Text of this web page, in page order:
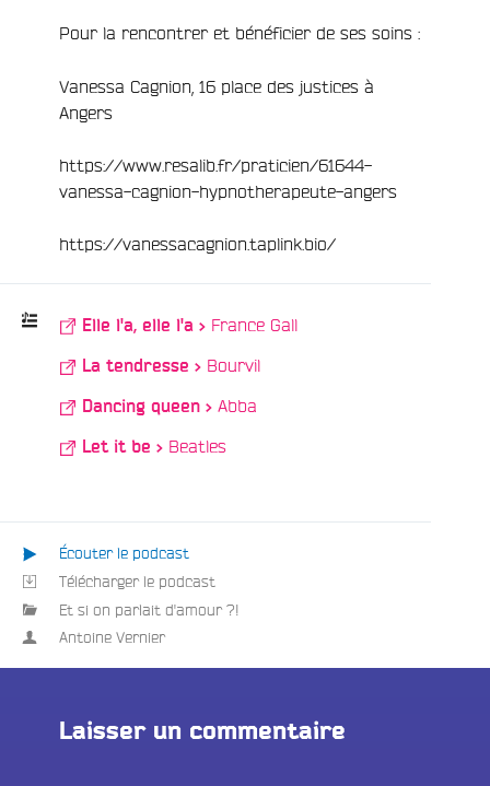
Pour la rencontrer et bénéficier de ses soins :
Vanessa Cagnion, 16 place des justices à
Angers
https://www.resalib.fr/praticien/61644-
vanessa-cagnion-hypnotherapeute-angers
https://vanessacagnion.taplink.bio/
Playlist
:
Elle l'a, elle l'a > France Gall/
La tendresse > Bourvil/
Dancing queen >Abba
Let it be > Beatles/
Écouter le podcast
Télécharger le podcast
Et si on parlait d'amour ?!
Antoine Vernier
Laisser un commentaire